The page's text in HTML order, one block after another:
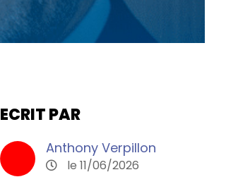
ECRIT PAR
Anthony Verpillon
le 11/06/2026